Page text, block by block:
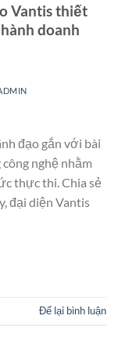
Vantis thiết
doanh
đạo gắn với bài
nghệ nhằm
thực thi. Chia sẻ
đại diện Vantis
Để lại bình luận